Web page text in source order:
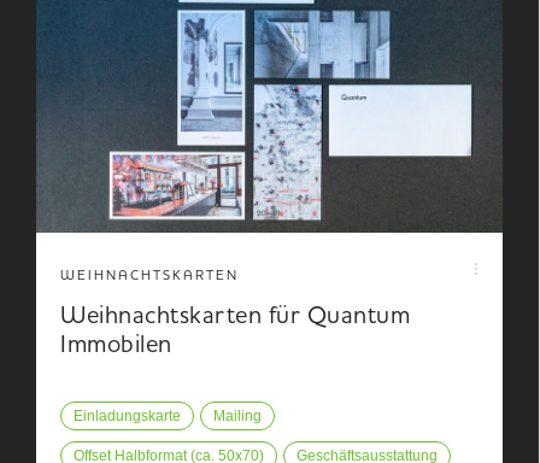
WEIHNACHTSKARTEN
Weihnachtskarten für Quantum
Immobilen
Einladungskarte Mailing
Offset Halbformat (ca. 50x70) Geschäftsausstattung